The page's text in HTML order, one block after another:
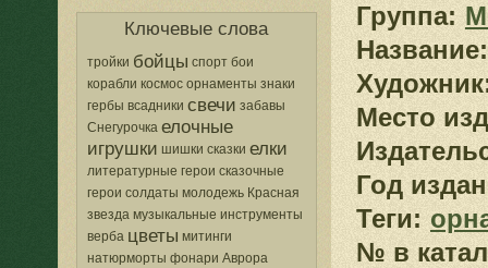
Ключевые слова
тройки бойцы спорт бои
корабли космос орнаменты знаки
гербы всадники свечи забавы
Снегурочка елочные
игрушки шишки сказки елки
литературные герои сказочные
герои солдаты молодежь Красная
звезда музыкальные инструменты
верба цветы митинги
натюрморты фонари Аврора
Группа:
Название:
Место
Год
Теги:
№ в